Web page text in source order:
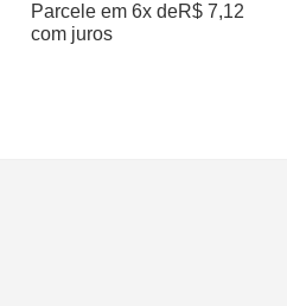
Parcele em 6x deR$ 7,12
com juros